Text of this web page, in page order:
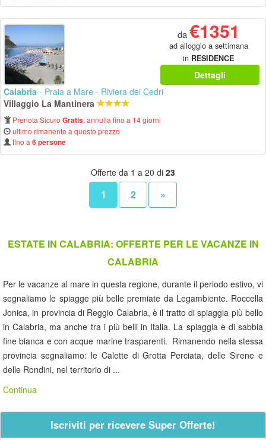
da€1351
ad alloggio a settimana
in RESIDENCE
Dettagli
Calabria - Praia a Mare - Riviera dei Cedri
Villaggio La Mantinera
Prenota Sicuro Gratis, annulla fino a 14 giorni
ultimo rimanente a questo prezzo
fino a 6 persone
Offerte da 1 a 20 di 23
1 2 »
ESTATE IN CALABRIA: OFFERTE PER LE VACANZE IN
CALABRIA
Per le vacanze al mare in questa regione, durante il periodo estivo, vi
segnaliamo le spiagge più belle premiate da Legambiente. Roccella
Jonica, in provincia di Reggio Calabria, è il tratto di spiaggia più bello
in Calabria, ma anche tra i più belli in Italia. La spiaggia è di sabbia
fine bianca e con acque marine trasparenti. Rimanendo nella stessa
provincia segnaliamo: le Calette di Grotta Perciata, delle Sirene e
delle Rondini, nel territorio di ...
Continua
Iscriviti per ricevere Super Offerte!